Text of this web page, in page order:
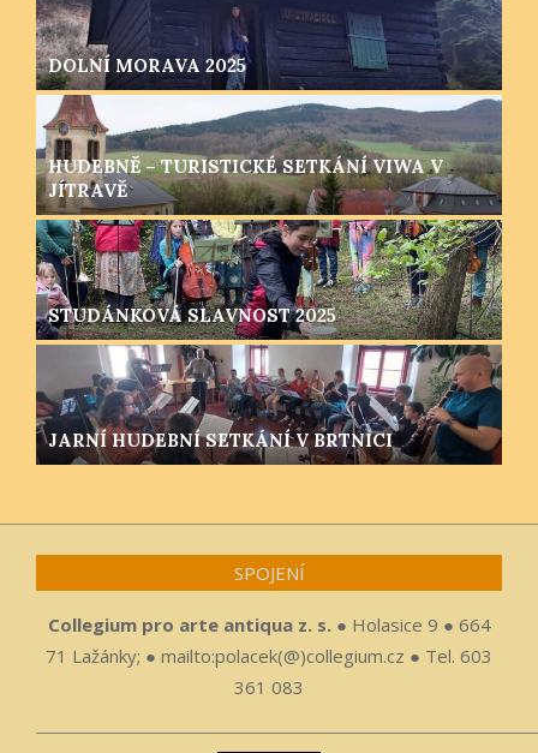
DOLNÍ MORAVA 2025
HUDEBNĚ – TURISTICKÉ SETKÁNÍ VIWA V
JÍTRAVĚ
STUDÁNKOVÁ SLAVNOST 2025
JARNÍ HUDEBNÍ SETKÁNÍ V BRTNICI
SPOJENÍ
Collegium pro arte antiqua z. s. ● Holasice 9 ● 664
71 Lažánky; ● mailto:polacek(@)collegium.cz ● Tel. 603
361 083